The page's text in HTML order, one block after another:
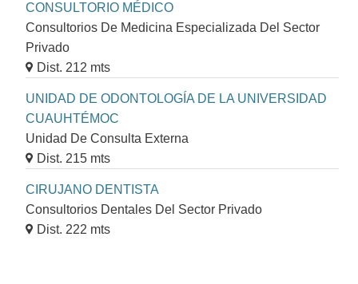
CONSULTORIO MÉDICO
Consultorios De Medicina Especializada Del Sector
Privado
Dist. 212 mts
UNIDAD DE ODONTOLOGÍA DE LA UNIVERSIDAD
CUAUHTÉMOC
Unidad De Consulta Externa
Dist. 215 mts
CIRUJANO DENTISTA
Consultorios Dentales Del Sector Privado
Dist. 222 mts